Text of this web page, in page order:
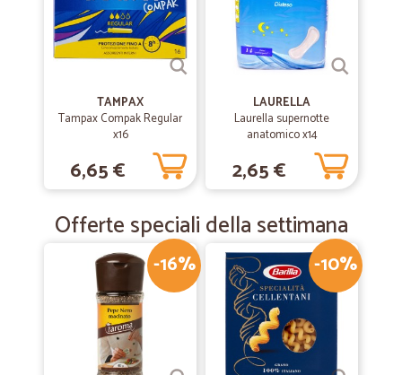
TAMPAX
Tampax Compak Regular
x16
6,65 €
LAURELLA
Laurella supernotte
anatomico x14
2,65 €
Offerte speciali della settimana
-16% -10%